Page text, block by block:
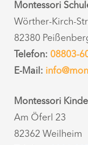
Montessori
Wörther-Kirch-
82380
Telefon: 08803-
E-Mail:
Montessori
Am Öferl 23
82362 Weilheim